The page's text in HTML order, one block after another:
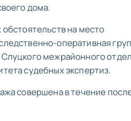
дома.
на место
оперативная
межрайонного
судебных экспертиз.
совершена в течение